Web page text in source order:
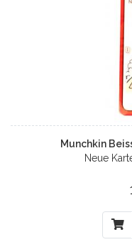
Munchkin
Neue